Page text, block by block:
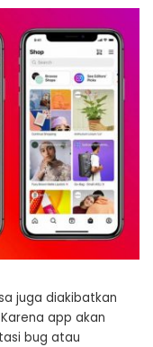
juga diakibatkan
app akan
bug atau